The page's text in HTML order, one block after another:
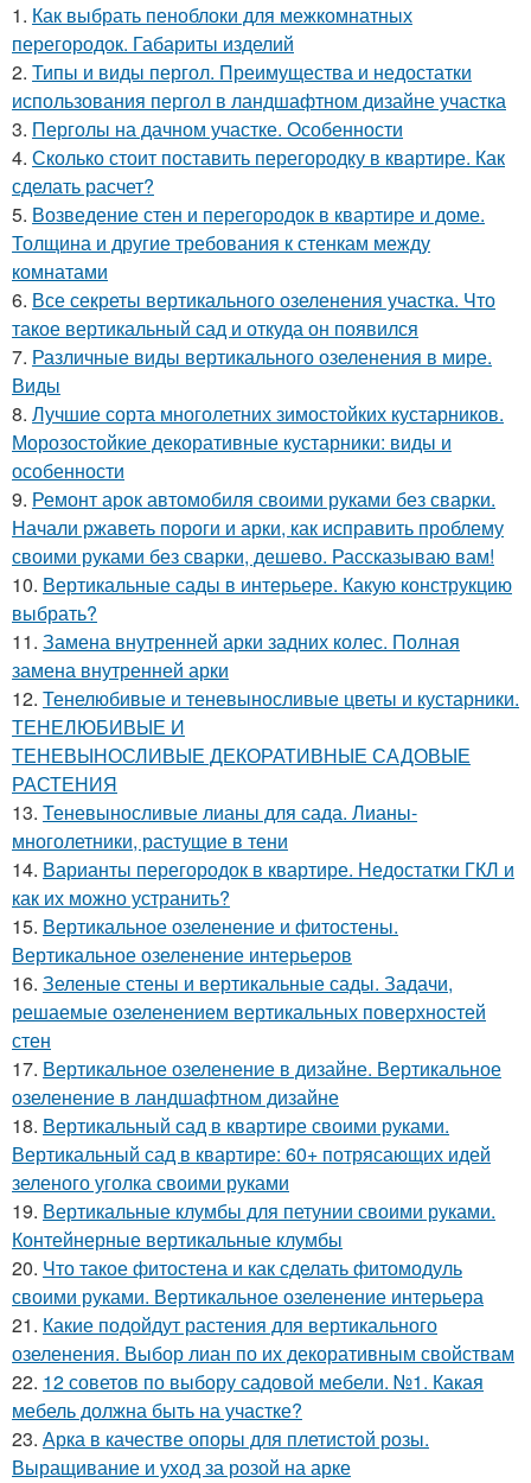
1. Как выбрать пеноблоки для межкомнатных
перегородок. Габариты изделий
2. Типы и виды пергол. Преимущества и недостатки
использования пергол в ландшафтном дизайне участка
3. Перголы на дачном участке. Особенности
4. Сколько стоит поставить перегородку в квартире. Как
сделать расчет?
5. Возведение стен и перегородок в квартире и доме.
Толщина и другие требования к стенкам между
комнатами
6. Все секреты вертикального озеленения участка. Что
такое вертикальный сад и откуда он появился
7. Различные виды вертикального озеленения в мире.
Виды
8. Лучшие сорта многолетних зимостойких кустарников.
Морозостойкие декоративные кустарники: виды и
особенности
9. Ремонт арок автомобиля своими руками без сварки.
Начали ржаветь пороги и арки, как исправить проблему
своими руками без сварки, дешево. Рассказываю вам!
10. Вертикальные сады в интерьере. Какую конструкцию
выбрать?
11. Замена внутренней арки задних колес. Полная
замена внутренней арки
12. Тенелюбивые и теневыносливые цветы и кустарники.
ТЕНЕЛЮБИВЫЕ И
ТЕНЕВЫНОСЛИВЫЕ ДЕКОРАТИВНЫЕ САДОВЫЕ
РАСТЕНИЯ
13. Теневыносливые лианы для сада. Лианы-
многолетники, растущие в тени
14. Варианты перегородок в квартире. Недостатки ГКЛ и
как их можно устранить?
15. Вертикальное озеленение и фитостены.
Вертикальное озеленение интерьеров
16. Зеленые стены и вертикальные сады. Задачи,
решаемые озеленением вертикальных поверхностей
стен
17. Вертикальное озеленение в дизайне. Вертикальное
озеленение в ландшафтном дизайне
18. Вертикальный сад в квартире своими руками.
Вертикальный сад в квартире: 60+ потрясающих идей
зеленого уголка своими руками
19. Вертикальные клумбы для петунии своими руками.
Контейнерные вертикальные клумбы
20. Что такое фитостена и как сделать фитомодуль
своими руками. Вертикальное озеленение интерьера
21. Какие подойдут растения для вертикального
озеленения. Выбор лиан по их декоративным свойствам
22. 12 советов по выбору садовой мебели. №1. Какая
мебель должна быть на участке?
23. Арка в качестве опоры для плетистой розы.
Выращивание и уход за розой на арке